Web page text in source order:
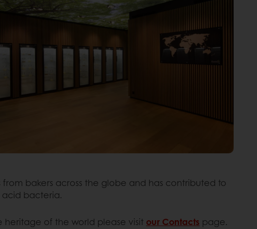
bakers across the globe and has contributed to
acid bacteria.
heritage of the world please visit our Contacts page.